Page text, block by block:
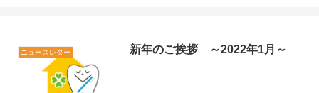
ニュースレター 新年のご挨拶 ～2022年1月～